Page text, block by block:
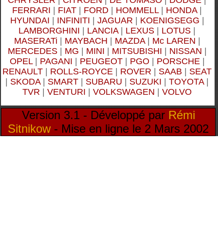
FERRARI | FIAT | FORD | HOMMELL| HONDA|
HYUNDAI | INFINITI | JAGUAR | KOENIGSEGG |
LAMBORGHINI | LANCIA| LEXUS | LOTUS |
MASERATi | MAYBACH | MAZDA| Mc LAREN |
MERCEDES| MG | MINI | MITSUBISHI | NISSAN |
OPEL| PAGANI | PEUGEOT| PGO | PORSCHE |
RENAULT | ROLLS-ROYCE | ROVER | SAAB | SEAT
| SKODA| SMART | SUBARU | SUZUKI |TOYOTA|
TVR |VENTURI |VOLKSWAGEN |VOLVO
Version 3.1 - Développé par Rémi
Sitnikow- Mise en ligne le 2 Mars 2002